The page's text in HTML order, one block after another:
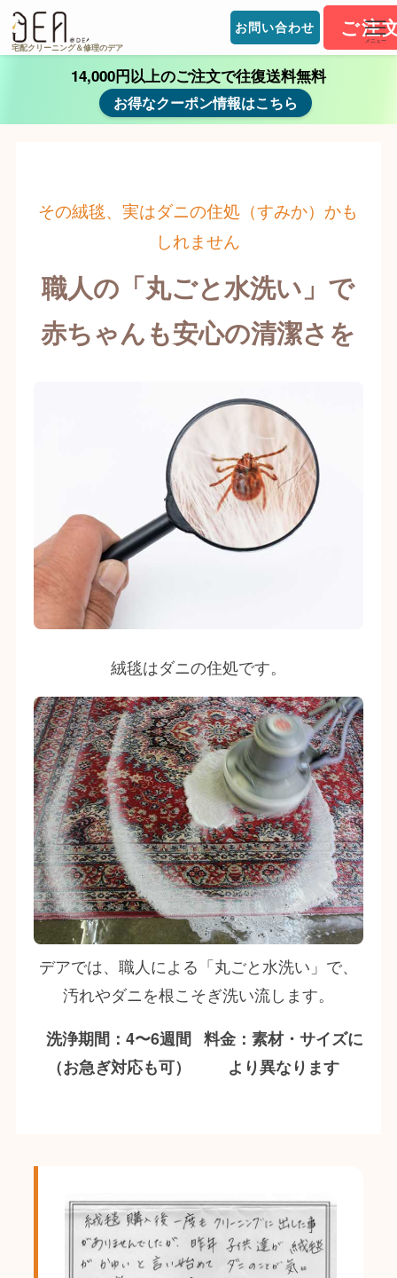
宅配クリーニング＆修理のデア
お問い合わせ ご注
メニュー
14,000円以上のご注文で往復送料無料
お得なクーポン情報はこちら
その絨毯、実はダニの住処（すみか）かも
しれません
職人の「丸ごと水洗い」で
赤ちゃんも安心の清潔さを
絨毯はダニの住処です。
デアでは、職人による「丸ごと水洗い」で、
汚れやダニを根こそぎ洗い流します。
洗浄期間： 4〜6週間
（お急ぎ対応も可）
料金：素材・サイズに
より異なります